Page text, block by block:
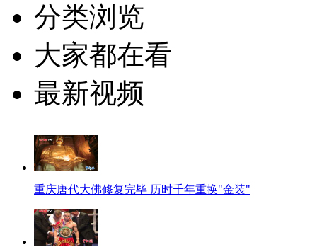
分类浏览
大家都在看
最新视频
重庆唐代大佛修复完毕 历时千年重换"金装"